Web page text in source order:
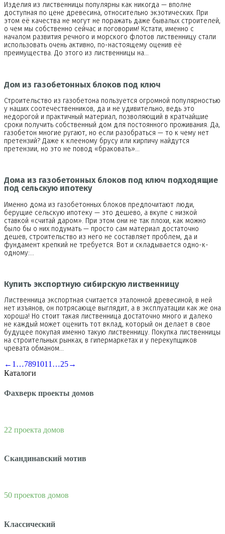
Изделия из лиственницы популярны как никогда — вполне
доступная по цене древесина, относительно экзотических. При
этом её качества не могут не поражать даже бывалых строителей,
о чем мы собственно сейчас и поговорим! Кстати, именно с
началом развития речного и морского флотов лиственницу стали
использовать очень активно, по-настоящему оценив её
преимущества. До этого из лиственницы на…
Дом из газобетонных блоков под ключ
Строительство из газобетона пользуется огромной популярностью
у наших соотечественников, да и не удивительно, ведь это
недорогой и практичный материал, позволяющий в кратчайшие
сроки получить собственный дом для постоянного проживания. Да,
газобетон многие ругают, но если разобраться — то к чему нет
претензий? Даже к клееному брусу или кирпичу найдутся
претензии, но это не повод «браковать»…
Дома из газобетонных блоков под ключ подходящие
под сельскую ипотеку
Именно дома из газобетонных блоков предпочитают люди,
берущие сельскую ипотеку — это дешево, а вкупе с низкой
ставкой «считай даром». При этом они не так плохи, как можно
было бы о них подумать — просто сам материал достаточно
дешев, строительство из него не составляет проблем, да и
фундамент крепкий не требуется. Вот и складывается одно-к-
одному:…
Купить экспортную сибирскую лиственницу
Лиственница экспортная считается эталонной древесиной, в ней
нет изъянов, он потрясающе выглядит, а в эксплуатации как же она
хороша! Но стоит такая лиственница достаточно много и далеко
не каждый может оценить тот вклад, который он делает в свое
будущее покупая именно такую лиственницу. Покупка лиственницы
на строительных рынках, в гипермаркетах и у перекупщиков
чревата обманом…
← 1 …7891011 …25→
Каталоги
Фахверк проекты домов
22 проекта домов
Скандинавский мотив
50 проектов домов
Классический